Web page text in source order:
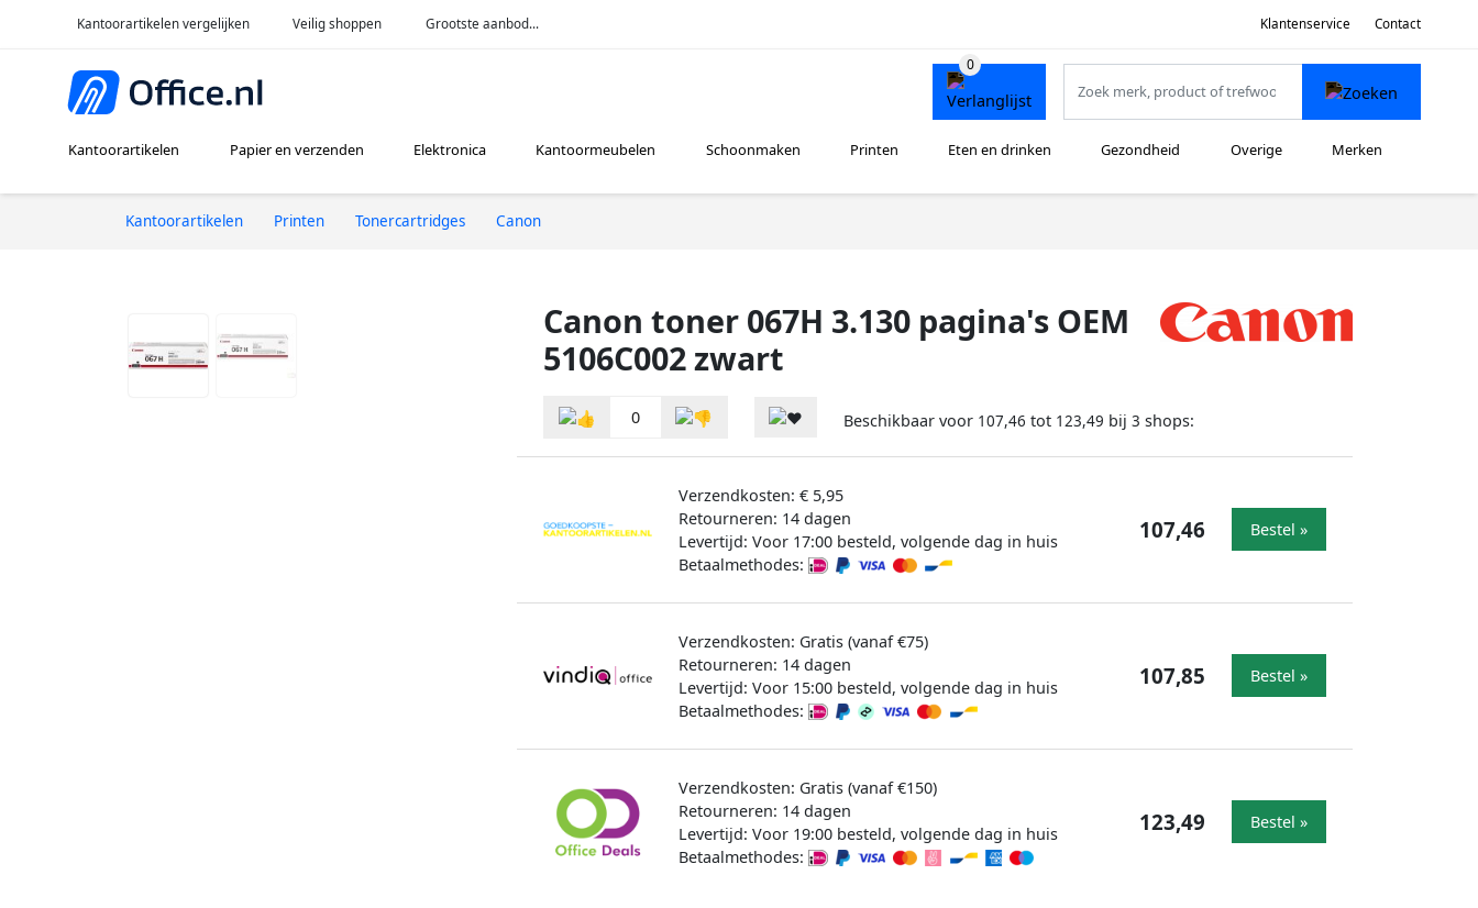
Kantoorartikelen vergelijken Veilig shoppen Grootste aanbod... Klantenservice Contact
Kantoorartikelen Papier en verzenden Elektronica Kantoormeubelen Schoonmaken Printen Eten en drinken Gezondheid Overige Merken
Kantoorartikelen Printen Tonercartridges Canon
Canon toner 067H 3.130 pagina's OEM
5106C002 zwart
0 Beschikbaar voor 107,46 tot 123,49 bij 3 shops:
Verzendkosten: € 5,95
Retourneren: 14 dagen
Levertijd: Voor 17:00 besteld, volgende dag in huis
Betaalmethodes:
107,46 Bestel »
Verzendkosten: Gratis (vanaf €75)
Retourneren: 14 dagen
Levertijd: Voor 15:00 besteld, volgende dag in huis
Betaalmethodes:
107,85 Bestel »
Verzendkosten: Gratis (vanaf €150)
Retourneren: 14 dagen
Levertijd: Voor 19:00 besteld, volgende dag in huis
Betaalmethodes:
123,49 Bestel »